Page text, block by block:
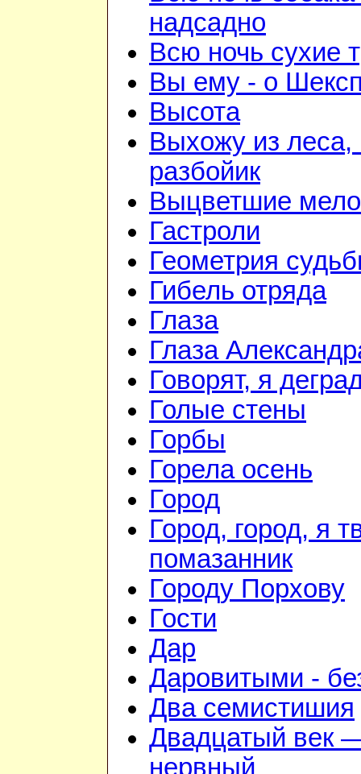
надсадно
Всю ночь сухие
Вы ему - о
Высота
Выхожу из леса,
разбойик
Выцветшие
Гастроли
Геометрия
Гибель отряда
Глаза
Глаза
Говорят, я
Голые стены
Горбы
Горела осень
Город
Город, город, я
помазанник
Городу Порхову
Гости
Дар
Даровитыми -
Два семистишия
Двадцатый век
нервный